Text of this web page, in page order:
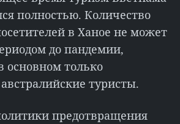
полностью. Количество
в Ханое не может
до пандемии,
основном только
туристы.
предотвращения